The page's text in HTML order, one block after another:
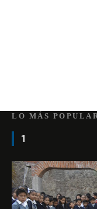
LO MÁS
1